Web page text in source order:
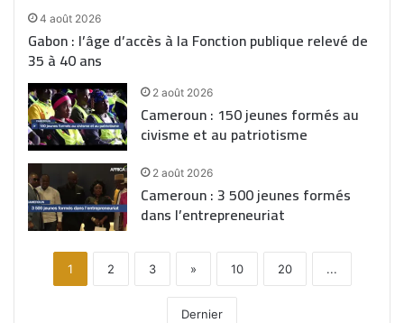
4 août 2026
Gabon : l’âge d’accès à la Fonction publique relevé de
35 à 40 ans
2 août 2026
Cameroun : 150 jeunes formés au
civisme et au patriotisme
2 août 2026
Cameroun : 3 500 jeunes formés
dans l’entrepreneuriat
1 2 3 » 10 20 ...
Dernier